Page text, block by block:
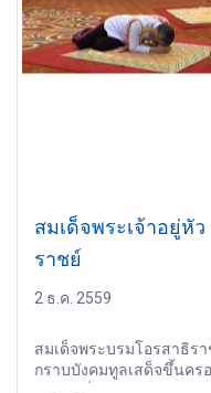
สมเด็จพระเจ้าอยู่หั
ราชย์
2 ธ.ค. 2559
สมเด็จพระบรมโอรสาธิร
กราบบังคมทูลเสด็จขึ้นคร